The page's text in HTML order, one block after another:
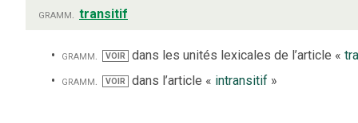
gramm. transitif
gramm. VOIR dans les unités lexicales de l’article «
gramm.
VOIR dans l’article « intransitif»